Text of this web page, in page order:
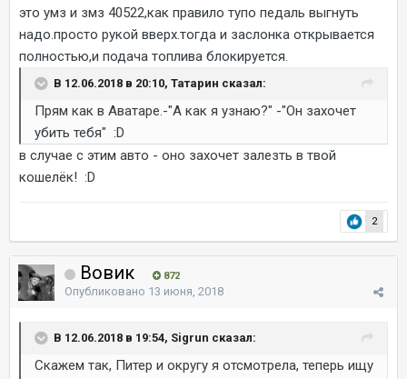
это умз и змз 40522,как правило тупо педаль выгнуть
надо.просто рукой вверх.тогда и заслонка открывается
полностью,и подача топлива блокируется.
В 12.06.2018 в 20:10, Татарин сказал:
Прям как в Аватаре.-"А как я узнаю?" -"Он захочет
убить тебя" :D
в случае с этим авто - оно захочет залезть в твой
кошелёк! :D
2
Вовик 872
Опубликовано 13 июня, 2018
В 12.06.2018 в 19:54, Sigrun сказал:
Скажем так, Питер и округу я отсмотрела, теперь ищу